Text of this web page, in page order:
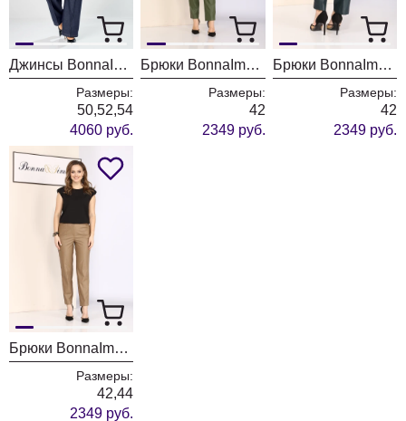
Джинсы BonnaImage 1030/1 синий
Размеры:
50,52,54
4060 руб.
Брюки BonnaImage 675 оливка
Размеры:
42
2349 руб.
Брюки BonnaImage 675 зеленый
Размеры:
42
2349 руб.
Брюки BonnaImage 675 бежевый
Размеры:
42,44
2349 руб.